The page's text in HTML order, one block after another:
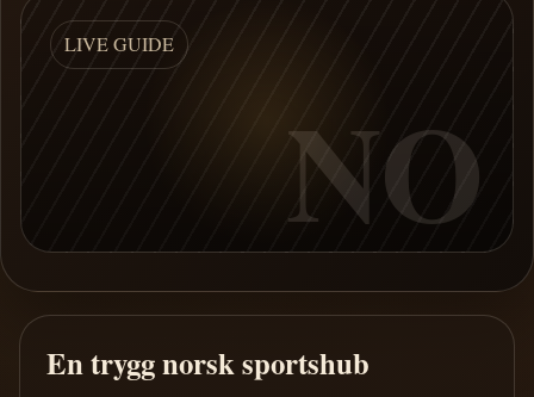
LIVE GUIDE
NO
En trygg norsk sportshub